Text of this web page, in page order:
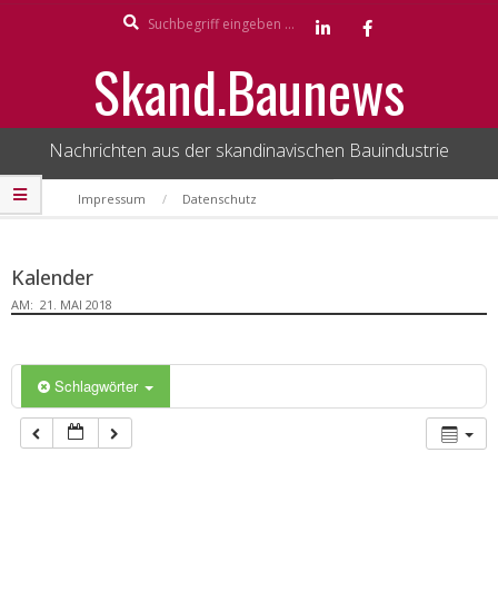
Skand.Baunews
Nachrichten aus der skandinavischen Bauindustrie
Secondary
Navigation
Impressum Datenschutz
Kalender
AM: 21. MAI 2018
Schlagwörter